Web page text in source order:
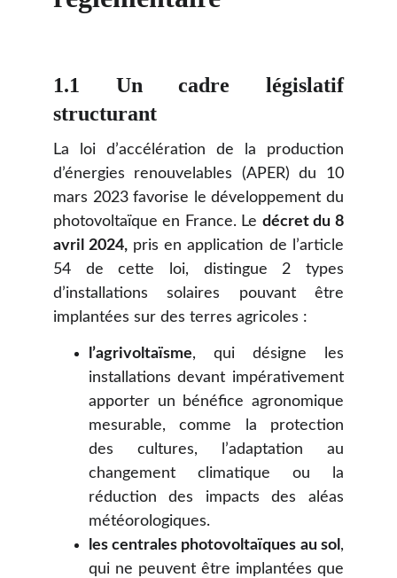
1.1 Un cadre législatif
structurant
La loi d’accélération de la production
d’énergies renouvelables (APER) du 10
mars 2023 favorise le développement du
photovoltaïque en France. Le décret du 8
avril 2024, pris en application de l’article
54 de cette loi, distingue 2 types
d’installations solaires pouvant être
implantées sur des terres agricoles :
l’agrivoltaïsme, qui désigne les
installations devant impérativement
apporter un bénéfice agronomique
mesurable, comme la protection
des cultures, l’adaptation au
changement climatique ou la
réduction des impacts des aléas
météorologiques.
les centrales photovoltaïques au sol ,
qui ne peuvent être implantées que